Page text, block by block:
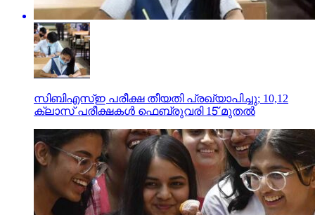
സിബിഎസ്ഇ പരീക്ഷ തീയതി പ്രഖ്യാപിച്ചു; 10,12
ക്ലാസ് പരീക്ഷകള്‍ ഫെബ്രുവരി 15് മുതല്‍